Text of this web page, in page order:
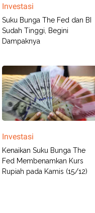
Investasi
Suku Bunga The Fed dan BI
Sudah Tinggi, Begini
Dampaknya
Investasi
Kenaikan Suku Bunga The
Fed Membenamkan Kurs
Rupiah pada Kamis (15/12)